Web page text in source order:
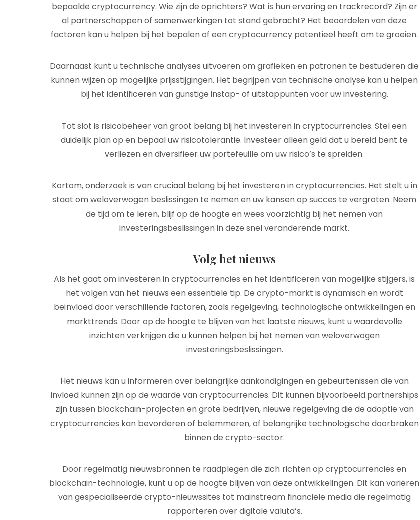
bepaalde cryptocurrency. Wie zijn de oprichters? Wat is hun ervaring en trackrecord? Zijn er
al partnerschappen of samenwerkingen tot stand gebracht? Het beoordelen van deze
factoren kan u helpen bij het bepalen of een cryptocurrency potentieel heeft om te groeien.
Daarnaast kunt u technische analyses uitvoeren om grafieken en patronen te bestuderen die
kunnen wijzen op mogelijke prijsstijgingen. Het begrijpen van technische analyse kan u helpen
bij het identificeren van gunstige instap- of uitstappunten voor uw investering.
Tot slot is risicobeheer van groot belang bij het investeren in cryptocurrencies. Stel een
duidelijk plan op en bepaal uw risicotolerantie. Investeer alleen geld dat u bereid bent te
verliezen en diversifieer uw portefeuille om uw risico’s te spreiden.
Kortom, onderzoek is van cruciaal belang bij het investeren in cryptocurrencies. Het stelt u in
staat om weloverwogen beslissingen te nemen en uw kansen op succes te vergroten. Neem
de tijd om te leren, blijf op de hoogte en wees voorzichtig bij het nemen van
investeringsbeslissingen in deze snel veranderende markt.
Volg het nieuws
Als het gaat om investeren in cryptocurrencies en het identificeren van mogelijke stijgers, is
het volgen van het nieuws een essentiële tip. De crypto-markt is dynamisch en wordt
beïnvloed door verschillende factoren, zoals regelgeving, technologische ontwikkelingen en
markttrends. Door op de hoogte te blijven van het laatste nieuws, kunt u waardevolle
inzichten verkrijgen die u kunnen helpen bij het nemen van weloverwogen
investeringsbeslissingen.
Het nieuws kan u informeren over belangrijke aankondigingen en gebeurtenissen die van
invloed kunnen zijn op de waarde van cryptocurrencies. Dit kunnen bijvoorbeeld partnerships
zijn tussen blockchain-projecten en grote bedrijven, nieuwe regelgeving die de adoptie van
cryptocurrencies kan bevorderen of belemmeren, of belangrijke technologische doorbraken
binnen de crypto-sector.
Door regelmatig nieuwsbronnen te raadplegen die zich richten op cryptocurrencies en
blockchain-technologie, kunt u op de hoogte blijven van deze ontwikkelingen. Dit kan variëren
van gespecialiseerde crypto-nieuwssites tot mainstream financiële media die regelmatig
rapporteren over digitale valuta’s.